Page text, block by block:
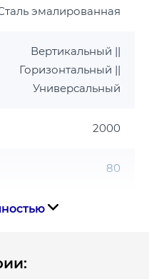
захисту у кілька
бака - 73
бака -
- мокрий Варіант
виробник -
эмалированная
Вертикальный ||
Горизонтальный ||
Универсальный
2000
80